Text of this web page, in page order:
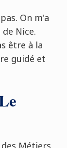
On m'a
de Nice.
être à la
guidé et